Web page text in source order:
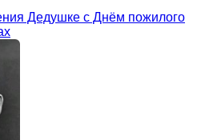
Дедушке с Днём пожилого